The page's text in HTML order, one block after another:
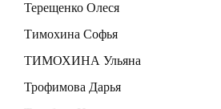
Терещенко Олеся
Тимохина Софья
ТИМОХИНА Ульяна
Трофимова Дарья